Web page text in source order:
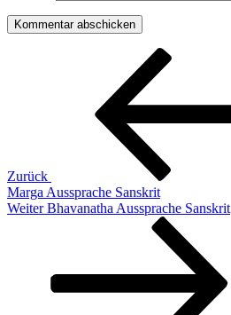
Beitragsnavigation
Zurück
Marga Aussprache Sanskrit
Nächster
Weiter Bhavanatha Aussprache Sanskrit